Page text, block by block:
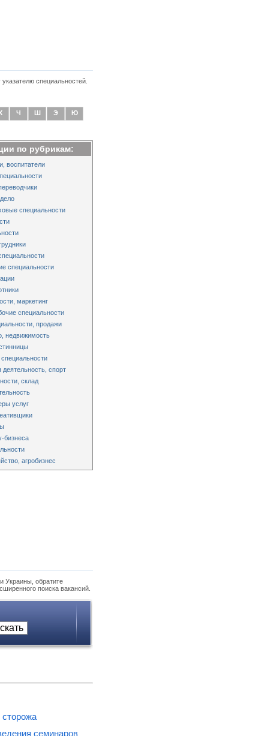
специальностей.
Ч Ш Э Ю
по рубрикам:
воспитатели
специальности
специальности
маркетинг
специальности
продажи
недвижимость
деятельность, спорт
склад
услуг
бизнеса
агробизнес
Украины, обратите
поиска вакансий.
сторожа
семинаров